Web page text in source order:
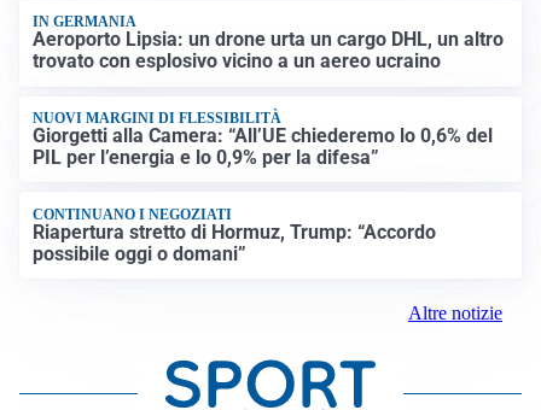
IN GERMANIA
Aeroporto Lipsia: un drone urta un cargo DHL, un altro
trovato con esplosivo vicino a un aereo ucraino
NUOVI MARGINI DI FLESSIBILITÀ
Giorgetti alla Camera: “All’UE chiederemo lo 0,6% del
PIL per l’energia e lo 0,9% per la difesa”
CONTINUANO I NEGOZIATI
Riapertura stretto di Hormuz, Trump: “Accordo
possibile oggi o domani”
Altre notizie